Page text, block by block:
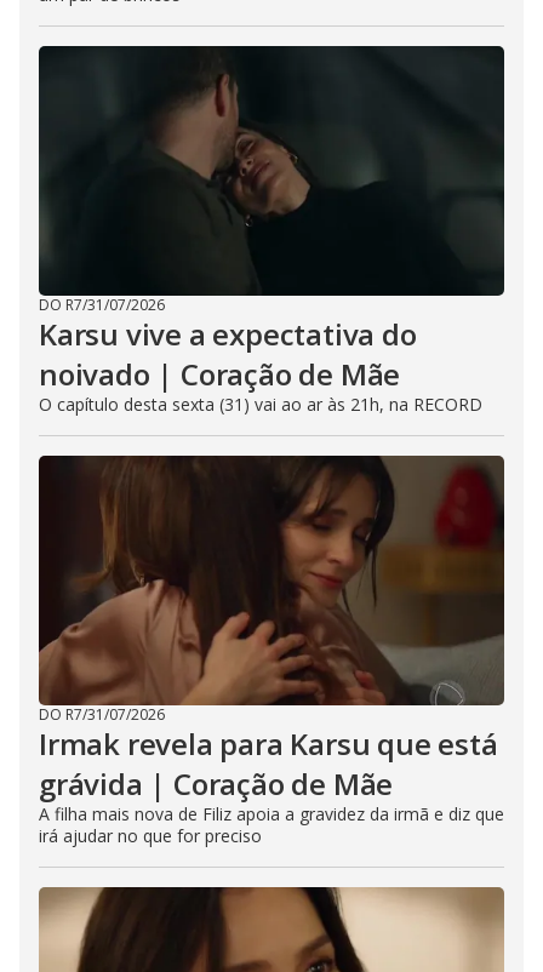
DO R7/31/07/2026
Karsu vive a expectativa do
noivado | Coração de Mãe
O capítulo desta sexta (31) vai ao ar às 21h, na RECORD
DO R7/31/07/2026
Irmak revela para Karsu que está
grávida | Coração de Mãe
A filha mais nova de Filiz apoia a gravidez da irmã e diz que
irá ajudar no que for preciso